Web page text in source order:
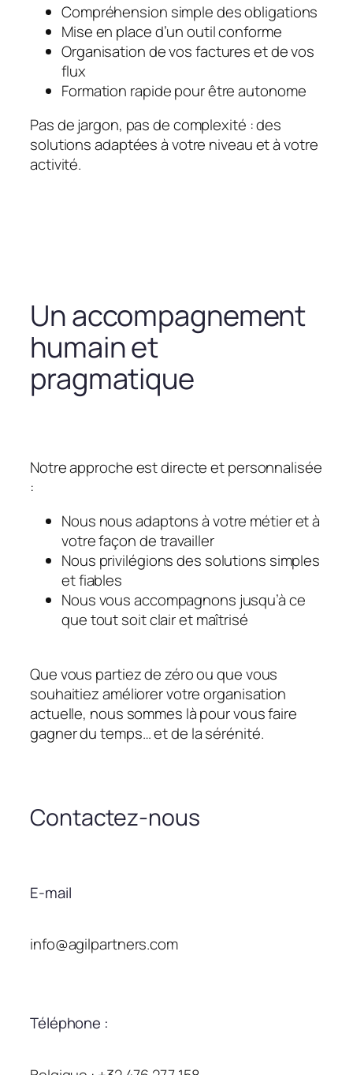
Compréhension simple des obligations
Mise en place d’un outil conforme
Organisation de vos factures et de vos
flux
Formation rapide pour être autonome
Pas de jargon, pas de complexité : des
solutions adaptées à votre niveau et à votre
activité.
Un accompagnement
humain et
pragmatique
Notre approche est directe et personnalisée
:
Nous nous adaptons à votre métier et à
votre façon de travailler
Nous privilégions des solutions simples
et fiables
Nous vous accompagnons jusqu’à ce
que tout soit clair et maîtrisé
Que vous partiez de zéro ou que vous
souhaitiez améliorer votre organisation
actuelle, nous sommes là pour vous faire
gagner du temps… et de la sérénité.
Contactez-nous
E-mail
info@agilpartners.com
Téléphone :